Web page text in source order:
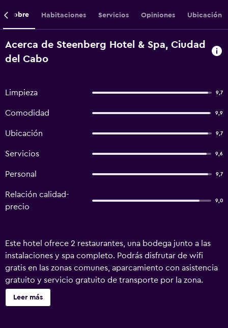
Sobre Habitaciones Servicios Opiniones Ubicación
Acerca de Steenberg Hotel & Spa, Ciudad
del Cabo
Limpieza 9,7
Comodidad 9,9
Ubicación 9,7
Servicios 9,6
Personal 9,7
Relación calidad-
precio
9,0
Este hotel ofrece 2 restaurantes, una bodega junto a las
instalaciones y spa completo. Podrás disfrutar de wifi
gratis en las zonas comunes, aparcamiento con asistencia
gratuito y servicio gratuito de transporte por la zona.
También encontrarás una piscina al aire libre, un bar o
lounge y un bar junto a la piscina. Steenberg Hotel & Spa
Leer más